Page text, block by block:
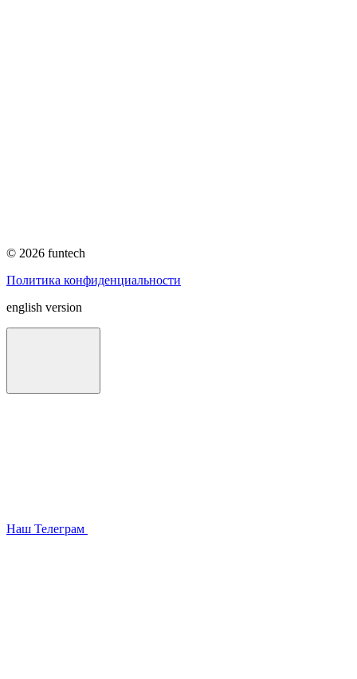
© 2026 funtech
Политика конфиденциальности
english version
Наш Телеграм